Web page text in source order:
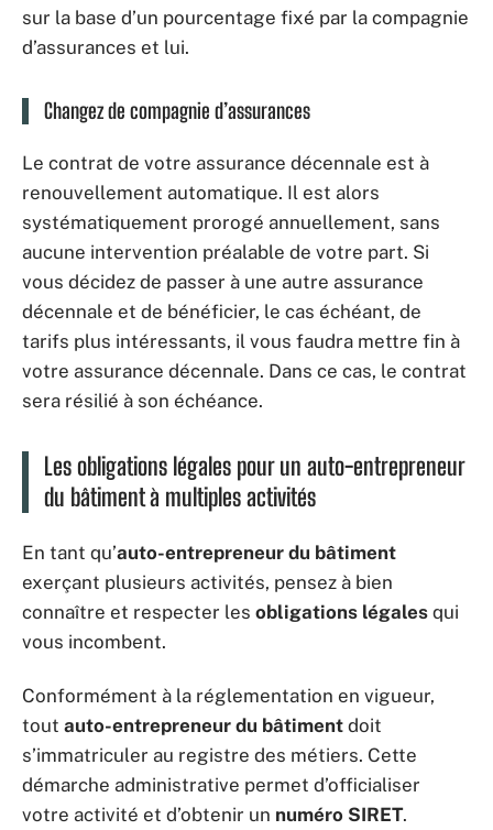
sur la base d’un pourcentage fixé par la compagnie
d’assurances et lui.
Changez de compagnie d’assurances
Le contrat de votre assurance décennale est à
renouvellement automatique. Il est alors
systématiquement prorogé annuellement, sans
aucune intervention préalable de votre part. Si
vous décidez de passer à une autre assurance
décennale et de bénéficier, le cas échéant, de
tarifs plus intéressants, il vous faudra mettre fin à
votre assurance décennale. Dans ce cas, le contrat
sera résilié à son échéance.
Les obligations légales pour un auto-entrepreneur
du bâtiment à multiples activités
En tant qu’auto-entrepreneur du bâtiment
exerçant plusieurs activités, pensez à bien
connaître et respecter les obligations légales qui
vous incombent.
Conformément à la réglementation en vigueur,
tout auto-entrepreneur du bâtiment doit
s’immatriculer au registre des métiers. Cette
démarche administrative permet d’officialiser
votre activité et d’obtenir un numéro SIRET.